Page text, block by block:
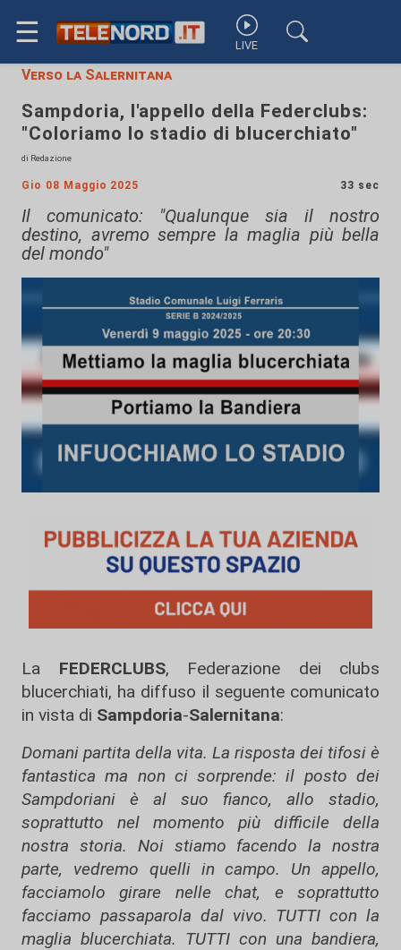
☰ LIVE
Verso la Salernitana
Sampdoria, l'appello della Federclubs:
"Coloriamo lo stadio di blucerchiato"
di Redazione
Gio 08 Maggio 2025 33 sec
Il comunicato: "Qualunque sia il nostro
destino, avremo sempre la maglia più bella
del mondo"
La FEDERCLUBS, Federazione dei clubs
blucerchiati, ha diffuso il seguente comunicato
in vista di Sampdoria-Salernitana:
Domani partita della vita. La risposta dei tifosi è
fantastica ma non ci sorprende: il posto dei
Sampdoriani è al suo fianco, allo stadio,
soprattutto nel momento più difficile della
nostra storia. Noi stiamo facendo la nostra
parte, vedremo quelli in campo. Un appello,
facciamolo girare nelle chat, e soprattutto
facciamo passaparola dal vivo. TUTTI con la
maglia blucerchiata. TUTTI con una bandiera,